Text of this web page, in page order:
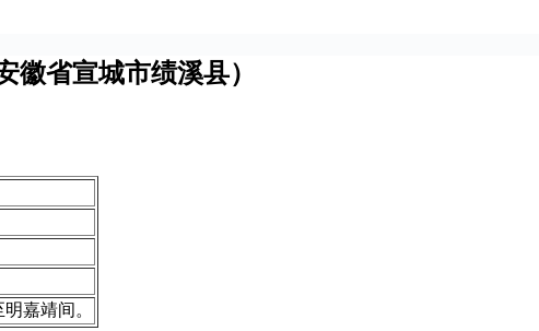
徽省宣城市绩溪县）
嘉靖间。